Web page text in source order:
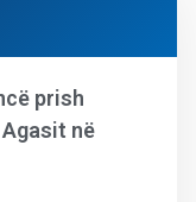
prish
në